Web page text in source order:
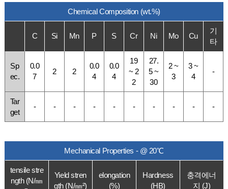
Chemical Composition (wt.%)
C Si Mn P S Cr Ni Mo Cu
기
타
Sp
ec.
0.0
7
2 2
0.0
4
0.0
4
19
~ 2
2
27.
5 ~
30
2 ~
3
3 ~
4
-
Tar
get
- - - - - - - - - -
Mechanical Properties - @ 20℃
tensile stre
ngth (N/㎜
Yield stren
gth (N/㎜²)
elongation
(%)
Hardness
(HB)
충격에너
지 (J)